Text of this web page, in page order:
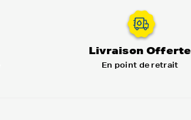
Livraison Offerte
En point de retrait